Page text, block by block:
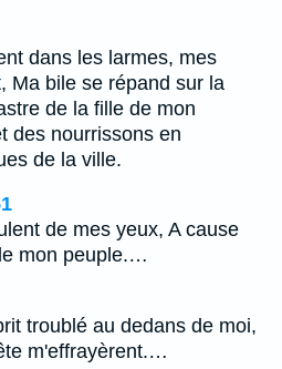
dans les larmes, mes
Ma bile se répand sur la
de la fille de mon
des nourrissons en
de la ville.
de mes yeux, A cause
mon peuple.…
troublé au dedans de moi,
m'effrayèrent.…